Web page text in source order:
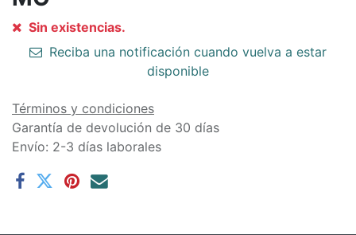
Sin existencias.
Reciba una notificación cuando vuelva a estar
disponible
Términos y condiciones
Garantía de devolución de 30 días
Envío: 2-3 días laborales